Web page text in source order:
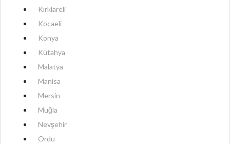
Kırklareli
Kocaeli
Konya
Kütahya
Malatya
Manisa
Mersin
Muğla
Nevşehir
Ordu